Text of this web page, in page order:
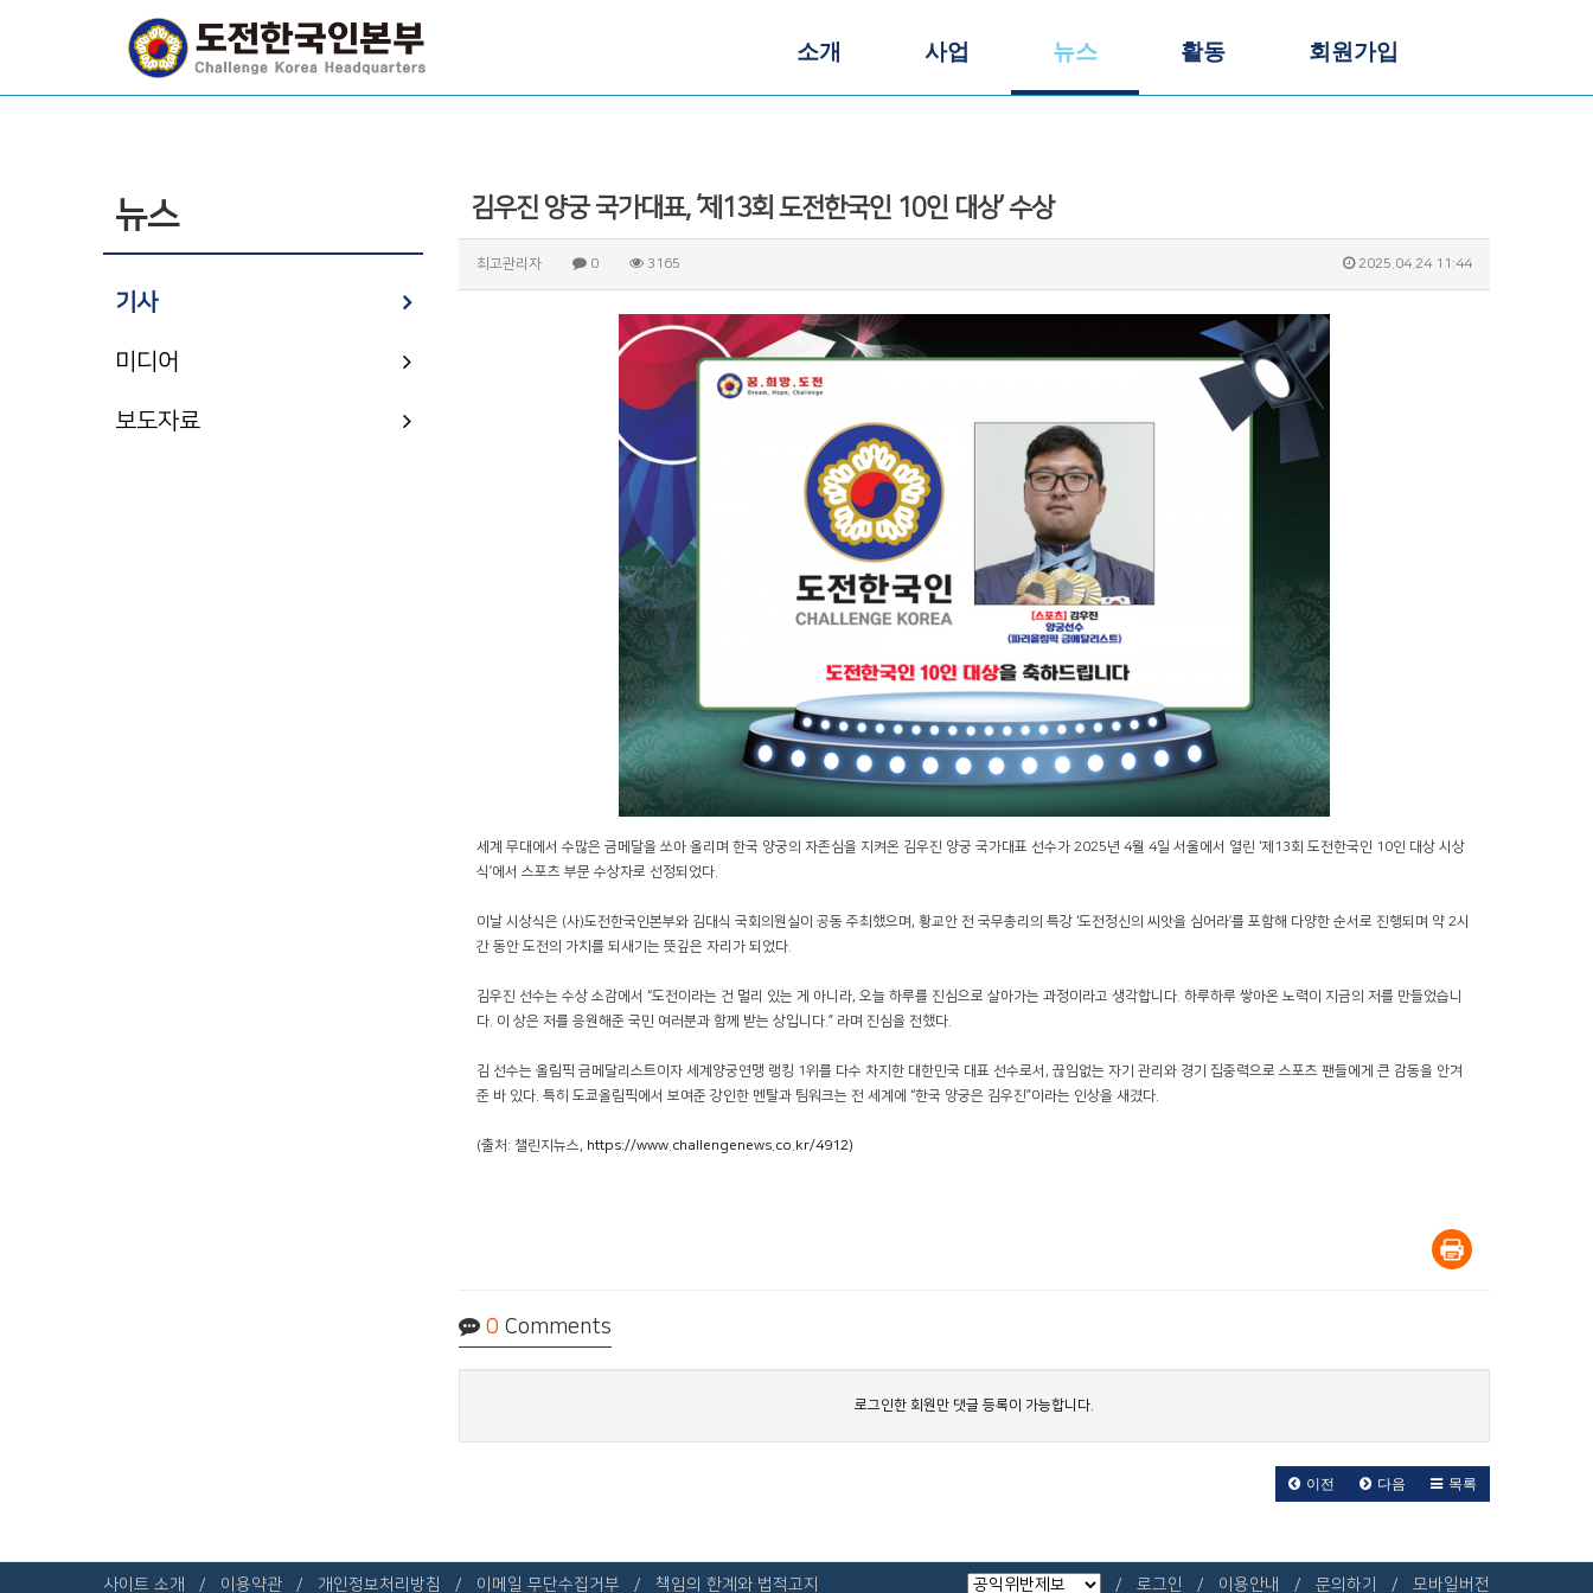
소개 사업 뉴스 활동 회원가입
김우진 양궁 국가대표, ‘제13회 도전한국인 10인 대상’ 수상
최고관리자 0 3165 2025.04.24 11:44
세계 무대에서 수많은 금메달을 쏘아 올리며 한국 양궁의 자존심을 지켜온 김우진 양궁 국가대표 선수가 2025년 4월 4일 서울에서 열린 ‘제13회 도전한국인 10인 대상 시상
식’에서 스포츠 부문 수상자로 선정되었다.
이날 시상식은 (사)도전한국인본부와 김대식 국회의원실이 공동 주최했으며, 황교안 전 국무총리의 특강 ‘도전정신의 씨앗을 심어라’를 포함해 다양한 순서로 진행되며 약 2시
간 동안 도전의 가치를 되새기는 뜻깊은 자리가 되었다.
김우진 선수는 수상 소감에서 “도전이라는 건 멀리 있는 게 아니라, 오늘 하루를 진심으로 살아가는 과정이라고 생각합니다. 하루하루 쌓아온 노력이 지금의 저를 만들었습니
다. 이 상은 저를 응원해준 국민 여러분과 함께 받는 상입니다.” 라며 진심을 전했다.
김 선수는 올림픽 금메달리스트이자 세계양궁연맹 랭킹 1위를 다수 차지한 대한민국 대표 선수로서, 끊임없는 자기 관리와 경기 집중력으로 스포츠 팬들에게 큰 감동을 안겨
준 바 있다. 특히 도쿄올림픽에서 보여준 강인한 멘탈과 팀워크는 전 세계에 “한국 양궁은 김우진”이라는 인상을 새겼다.
(출처: 챌린지뉴스, https://www.challengenews.co.kr/4912)
0 Comments
로그인한 회원만 댓글 등록이 가능합니다.
이전 다음 목록
뉴스
기사
미디어
보도자료
사이트 소개 이용약관 개인정보처리방침 이메일 무단수집거부 책임의 한계와 법적고지 로그인 이용안내 문의하기 모바일버전